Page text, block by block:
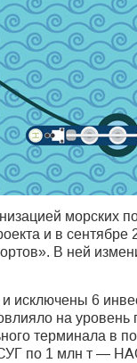
морских
и в сентябре
В ней
исключены 6
на уровень
терминала в
СУГ по 1 млн т —